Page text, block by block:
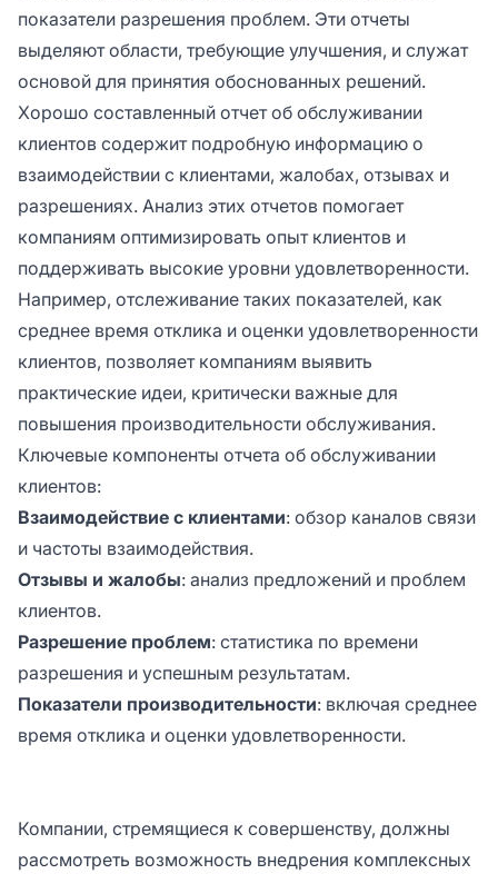
показатели разрешения проблем. Эти отчеты
выделяют области, требующие улучшения, и служат
основой для принятия обоснованных решений.
Хорошо составленный отчет об обслуживании
клиентов содержит подробную информацию о
взаимодействии с клиентами, жалобах, отзывах и
разрешениях. Анализ этих отчетов помогает
компаниям оптимизировать опыт клиентов и
поддерживать высокие уровни удовлетворенности.
Например, отслеживание таких показателей, как
среднее время отклика и оценки удовлетворенности
клиентов, позволяет компаниям выявить
практические идеи, критически важные для
повышения производительности обслуживания.
Ключевые компоненты отчета об обслуживании
клиентов:
Взаимодействие с клиентами: обзор каналов связи
и частоты взаимодействия.
Отзывы и жалобы: анализ предложений и проблем
клиентов.
Разрешение проблем: статистика по времени
разрешения и успешным результатам.
Показатели производительности: включая среднее
время отклика и оценки удовлетворенности.
Компании, стремящиеся к совершенству, должны
рассмотреть возможность внедрения комплексных